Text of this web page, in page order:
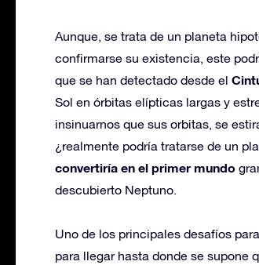
Aunque, se trata de un planeta
confirmarse su existencia, este
que se han detectado desde el
Sol en órbitas elípticas largas y
insinuarnos que sus orbitas, se
¿realmente podría tratarse de un
convertiría en el primer mundo
descubierto Neptuno.
Uno de los principales desafíos
para llegar hasta donde se supone